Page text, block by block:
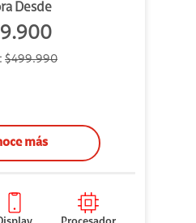
Desde
$499.990
más